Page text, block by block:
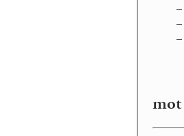
–
–
–
mot